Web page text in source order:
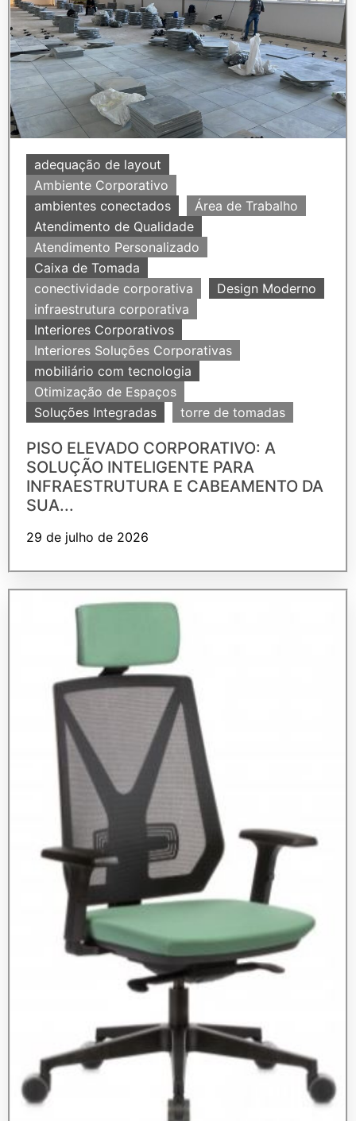
adequação de layout
Ambiente Corporativo
ambientes conectados
Área de Trabalho
Atendimento de Qualidade
Atendimento Personalizado
Caixa de Tomada
conectividade corporativa
Design Moderno
infraestrutura corporativa
Interiores Corporativos
Interiores Soluções Corporativas
mobiliário com tecnologia
Otimização de Espaços
Soluções Integradas
torre de tomadas
PISO ELEVADO CORPORATIVO: A
SOLUÇÃO INTELIGENTE PARA
INFRAESTRUTURA E CABEAMENTO DA
SUA...
29 de julho de 2026